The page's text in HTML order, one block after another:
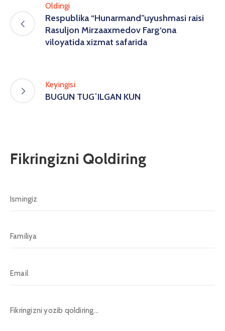
Oldingi
Respublika “Hunarmand”uyushmasi raisi
Rasuljon Mirzaaxmedov Farg‘ona
viloyatida xizmat safarida
Keyingisi
BUGUN TUGʻILGAN KUN
Fikringizni Qoldiring